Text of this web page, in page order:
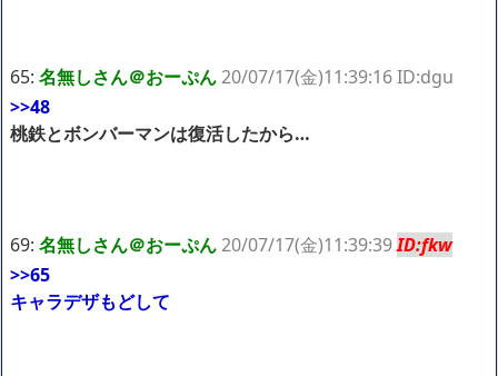
65: 名無しさん＠おーぷん20/07/17(金)11:39:16 ID:dgu
>>48
桃鉄とボンバーマンは復活したから…
69: 名無しさん＠おーぷん20/07/17(金)11:39:39ID:fkw
>>65
キャラデザもどして